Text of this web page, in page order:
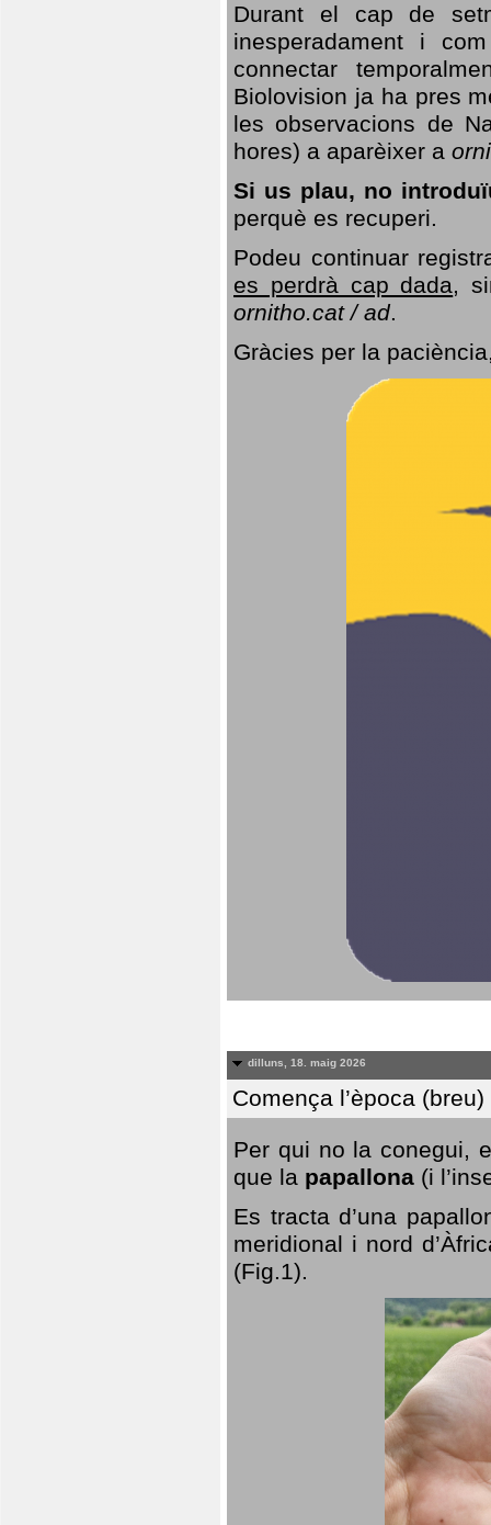
Durant el cap de
inesperadament i
connectar
Biolovision ja ha pres
les observacions de
hores) a aparèixer a
Si us plau, no
perquè es recuperi.
Podeu continuar
es perdrà cap dada,
ornitho.cat / ad.
Gràcies per la
dilluns, 18. maig 2026
Comença l’època
Per qui no la conegui,
que la papallona (i
Es tracta d’una
meridional i nord
(Fig.1).